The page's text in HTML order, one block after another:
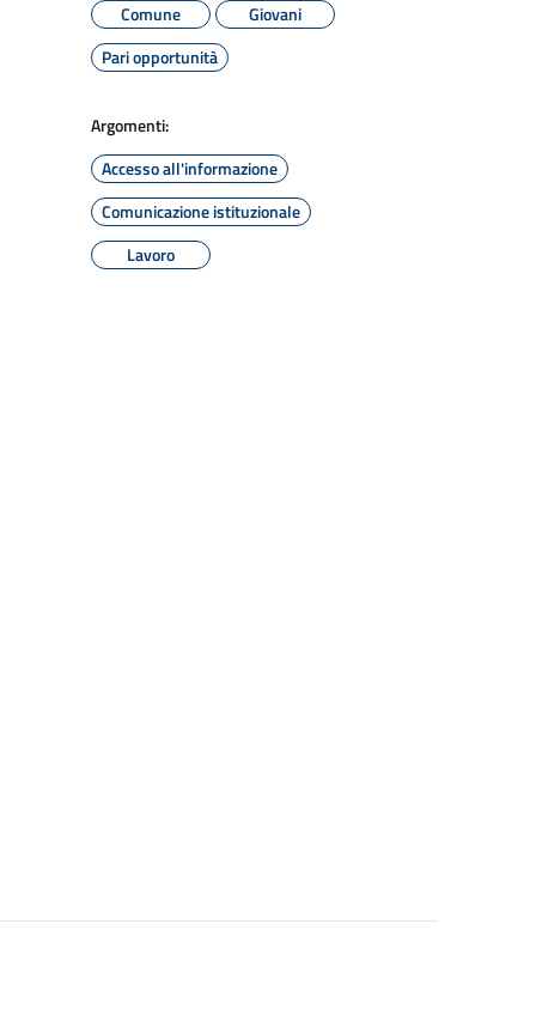
Comune
Giovani
Pari opportunità
Argomenti:
Accesso all'informazione
Comunicazione istituzionale
Lavoro